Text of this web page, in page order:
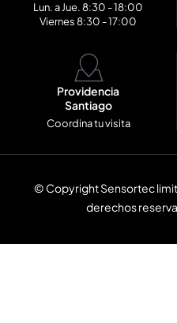
Lun. a Jue. 8:30 - 18:00
Viernes 8:30 - 17:00
Providencia
Santiago
Coordina tu visita
© Copyright Sensortec
derechos